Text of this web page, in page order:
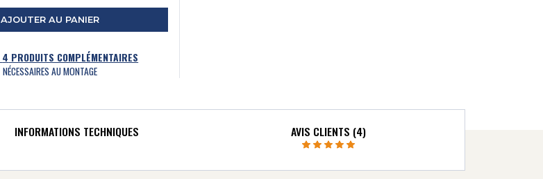
AJOUTER AU PANIER
4 PRODUITS COMPLÉMENTAIRES
NÉCESSAIRES AU MONTAGE
INFORMATIONS TECHNIQUES AVIS CLIENTS (4)